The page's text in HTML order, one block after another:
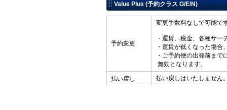
Value Plus (予約クラス G/E/N)
予約変更
変更手数料なしで可能で
・運賃、税金、各種サ
・運賃が低くなった場合
・ご予約便の出発前ま
無効となります。
払い戻し 払い戻しはいたしません